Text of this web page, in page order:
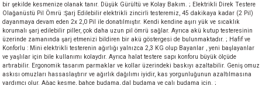
bir şekilde kesmenize olanak tanır. Düşük Gürültü ve Kolay Bakım. ; Elektrikli Direk Testere
Olağanüstü Pil Ömrü :Şarj Edilebilir elektrikli zincirli testeremiz, 45 dakikaya kadar (2 Pil)
dayanmaya devam eden 2x 2,0 Pil ile donatılmıştır. Kendi kendine aşırı yük ve sıcaklık
korumalı şarj edilebilir piller, çok daha uzun pil ömrü sağlar. Ayrıca akü kutup testeresinin
üzerinde zamanında şarj etmenizi bildiren bir akü göstergesi de bulunmaktadır. ; Hafif ve
Konforlu : Mini elektrikli testerenin ağırlığı yalnızca 2,3 KG olup Bayanlar , yeni başlayanlar
ve yaşlılar için bile kullanımı kolaydır. Ayrıca halat testere sapı konforu büyük ölçüde
artırabilir. Ergonomik tasarım parmaklar ve kollar üzerindeki baskıyı azaltabilir. Geniş omuz
askısı omuzları hassaslaştırır ve ağırlık dağılımı iyidir, kas yorgunluğunun azaltılmasına
yardımcı olur. Ağaç kesme, bahçe budama, dal budama ve çalı budama için. ;